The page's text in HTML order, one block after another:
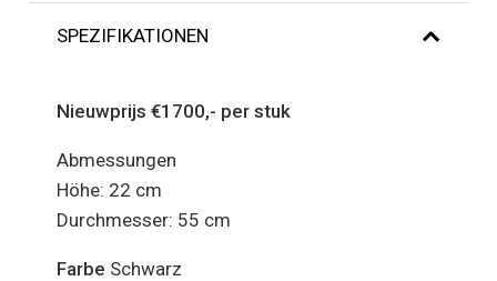
SPEZIFIKATIONEN
Nieuwprijs €1700,- per stuk
Abmessungen
Höhe: 22 cm
Durchmesser: 55 cm
Farbe Schwarz